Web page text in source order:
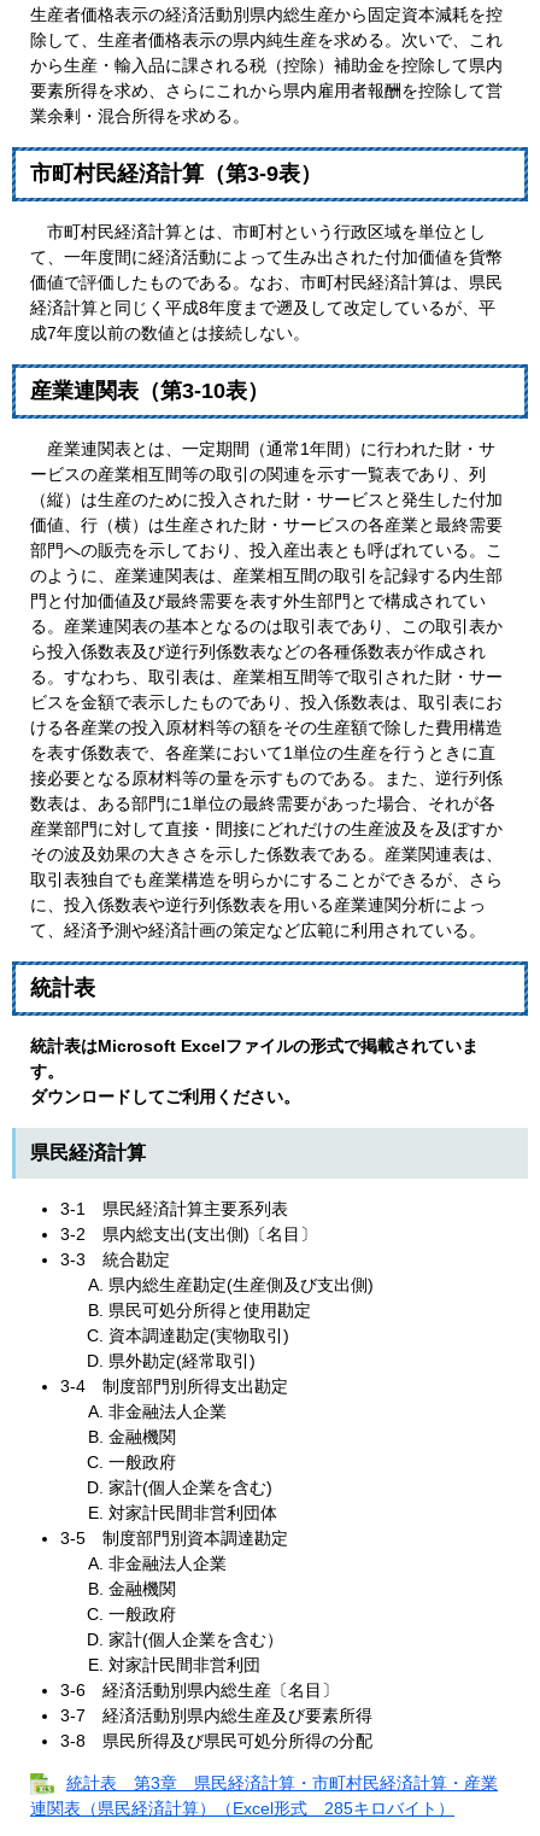
生産者価格表示の経済活動別県内総生産から固定資本減耗を控
除して、生産者価格表示の県内純生産を求める。次いで、これ
から生産・輸入品に課される税（控除）補助金を控除して県内
要素所得を求め、さらにこれから県内雇用者報酬を控除して営
業余剰・混合所得を求める。
市町村民経済計算（第3-9表）
市町村民経済計算とは、市町村という行政区域を単位とし
て、一年度間に経済活動によって生み出された付加価値を貨幣
価値で評価したものである。なお、市町村民経済計算は、県民
経済計算と同じく平成8年度まで遡及して改定しているが、平
成7年度以前の数値とは接続しない。
産業連関表（第3-10表）
産業連関表とは、一定期間（通常1年間）に行われた財・サ
ービスの産業相互間等の取引の関連を示す一覧表であり、列
（縦）は生産のために投入された財・サービスと発生した付加
価値、行（横）は生産された財・サービスの各産業と最終需要
部門への販売を示しており、投入産出表とも呼ばれている。こ
のように、産業連関表は、産業相互間の取引を記録する内生部
門と付加価値及び最終需要を表す外生部門とで構成されてい
る。産業連関表の基本となるのは取引表であり、この取引表か
ら投入係数表及び逆行列係数表などの各種係数表が作成され
る。すなわち、取引表は、産業相互間等で取引された財・サー
ビスを金額で表示したものであり、投入係数表は、取引表にお
ける各産業の投入原材料等の額をその生産額で除した費用構造
を表す係数表で、各産業において1単位の生産を行うときに直
接必要となる原材料等の量を示すものである。また、逆行列係
数表は、ある部門に1単位の最終需要があった場合、それが各
産業部門に対して直接・間接にどれだけの生産波及を及ぼすか
その波及効果の大きさを示した係数表である。産業関連表は、
取引表独自でも産業構造を明らかにすることができるが、さら
に、投入係数表や逆行列係数表を用いる産業連関分析によっ
て、経済予測や経済計画の策定など広範に利用されている。
統計表
統計表はMicrosoft Excelファイルの形式で掲載されていま
す。
ダウンロードしてご利用ください。
県民経済計算
3‐1 県民経済計算主要系列表
3‐2 県内総支出(支出側)〔名目〕
3‐3 統合勘定
県内総生産勘定(生産側及び支出側)
県民可処分所得と使用勘定
資本調達勘定(実物取引)
県外勘定(経常取引)
3‐4 制度部門別所得支出勘定
非金融法人企業
金融機関
一般政府
家計(個人企業を含む)
対家計民間非営利団体
3‐5 制度部門別資本調達勘定
非金融法人企業
金融機関
一般政府
家計(個人企業を含む）
対家計民間非営利団
3‐6 経済活動別県内総生産〔名目〕
3‐7 経済活動別県内総生産及び要素所得
3‐8 県民所得及び県民可処分所得の分配
統計表 第3章 県民経済計算・市町村民経済計算・産業
連関表（県民経済計算）（Excel形式 285キロバイト）